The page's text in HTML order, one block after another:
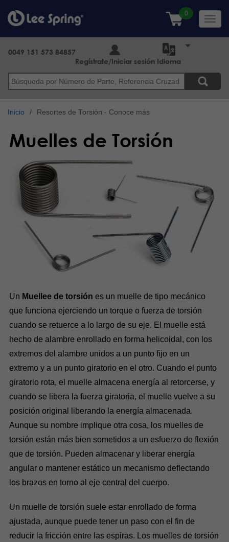
contenido
principal
Buscar
0049 151 573 84857
Regístrate/Iniciar sesiónIdioma
Inicio Resortes de Torsión - Conoce más
Muelles de Torsión
Un Muellee de torsión es un muelle de tipo mecánico
que funciona ejerciendo un torque o fuerza de torsión
cuando se retuerce a lo largo de su eje. El muelle está
hecho de alambre enrollado en forma helicoidal, con los
extremos del alambre unidos a un punto fijo en un
extremo y a un punto giratorio en el otro. Cuando el punto
giratorio rota, el muelle almacena energía al retorcerse, y
cuando se libera la fuerza giratoria, el muelle vuelve a su
posición original liberando la energía almacenada.
Aunque su nombre implique otra cosa, los muelles de
torsión están más bien sometidos a un esfuerzo de flexión
que de torsión. Pueden almacenar y liberar energía
angular o mantener estático un mecanismo deflectando
los brazos en torno al eje central del cuerpo.
Un muelle de torsión suele estar enrollado de forma
ajustada, aunque puede tener un paso con el fin de
reducir la fricción entre las espiras. Los muelles de torsión